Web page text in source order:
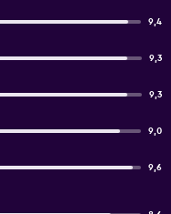
9,4
9,3
9,3
9,0
9,6